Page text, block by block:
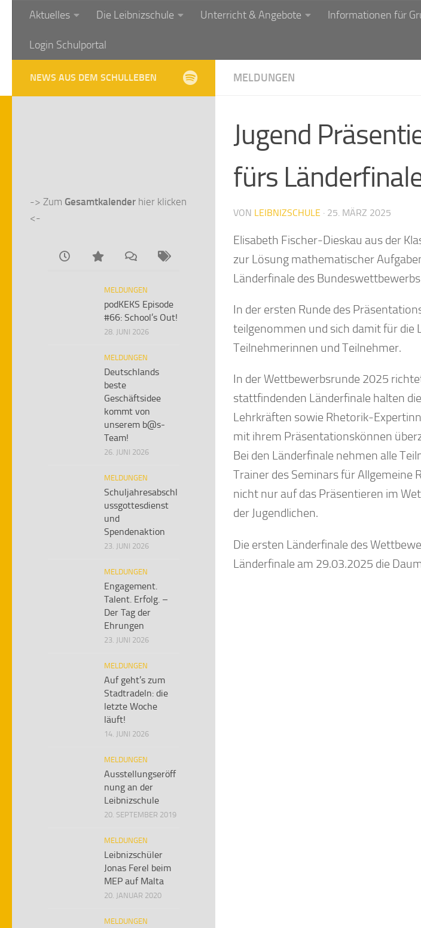
Zum Inhalt springen
Aktuelles Die Leibnizschule Unterricht & Angebote Informationen für
Login Schulportal
MELDUNGEN
Jugend
fürs
VON LEIBNIZSCHULE · 25. MÄRZ 2025
Elisabeth Fischer-Dieskau aus der
zur Lösung mathematischer
Länderfinale des
In der ersten Runde des
teilgenommen und sich damit für die
Teilnehmerinnen und Teilnehmer.
In der Wettbewerbsrunde 2025
stattfindenden Länderfinale halten
Lehrkräften sowie Rhetorik-
mit ihrem Präsentationskönnen
Bei den Länderfinale nehmen alle
Trainer des Seminars für Allgemeine
nicht nur auf das Präsentieren im
der Jugendlichen.
Die ersten Länderfinale des
Länderfinale am 29.03.2025 die
NEWS AUS DEM SCHULLEBEN
-> Zum Gesamtkalender hier klicken
<-
MELDUNGEN
podKEKS Episode
#66: School’s Out!
28. JUNI 2026
MELDUNGEN
Deutschlands
beste
Geschäftsidee
kommt von
unserem b@s-
Team!
26. JUNI 2026
MELDUNGEN
Schuljahresabschl
ussgottesdienst
und
Spendenaktion
23. JUNI 2026
MELDUNGEN
Engagement.
Talent. Erfolg. –
Der Tag der
Ehrungen
23. JUNI 2026
MELDUNGEN
Auf geht’s zum
Stadtradeln: die
letzte Woche
läuft!
14. JUNI 2026
MELDUNGEN
Ausstellungseröff
nung an der
Leibnizschule
20. SEPTEMBER 2019
MELDUNGEN
Leibnizschüler
Jonas Ferel beim
MEP auf Malta
20. JANUAR 2020
MELDUNGEN